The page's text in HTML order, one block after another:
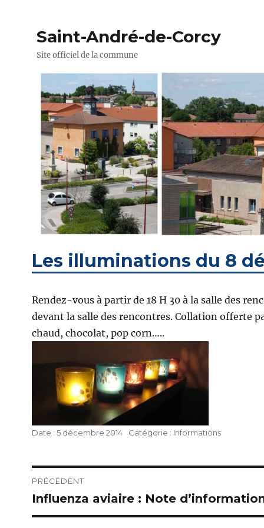
Saint-André-de-Corcy
Site officiel de la commune
Les illuminations du 8
Rendez-vous à partir de 18 H 30 à la salle des
devant la salle des rencontres. Collation offerte
chaud, chocolat, pop corn…..
Publié
5 décembre 2014 Catégories
Informations
Navigation
de
PRÉCÉDENT
Publication
précédente :
Influenza aviaire : Note